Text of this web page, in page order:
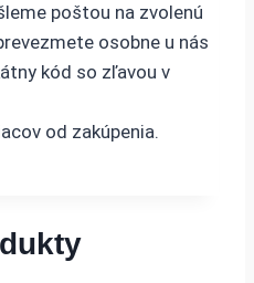
poštou na zvolenú
osobne u nás
kód so zľavou v
od zakúpenia.